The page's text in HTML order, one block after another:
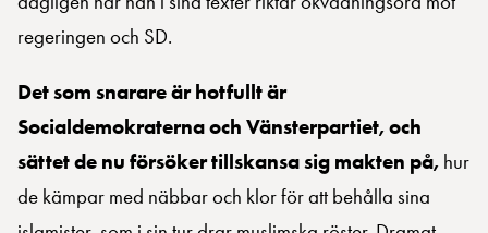
regeringen och SD.
Det som snarare är hotfullt är
Socialdemokraterna och Vänsterpartiet, och
sättet de nu försöker tillskansa sig makten på, hur
de kämpar med näbbar och klor för att behålla sina